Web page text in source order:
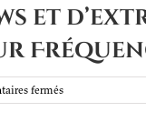
et
ferméssur
Une